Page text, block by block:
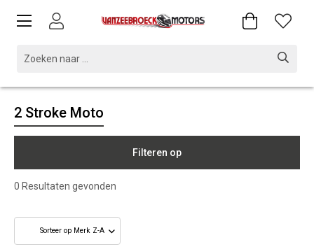
2 Stroke Moto
Filteren op
0 Resultaten gevonden